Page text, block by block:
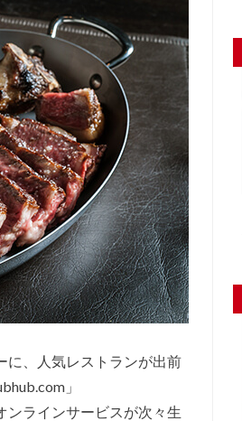
に、人気レストランが出前
」
ンラインサービスが次々生